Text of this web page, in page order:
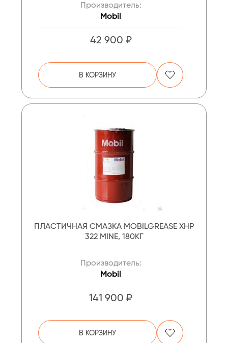
Производитель:
Mobil
42 900 ₽
В КОРЗИНУ
ПЛАСТИЧНАЯ СМАЗКА MOBILGREASE XHP
322 MINE, 180КГ
Производитель:
Mobil
141 900 ₽
В КОРЗИНУ